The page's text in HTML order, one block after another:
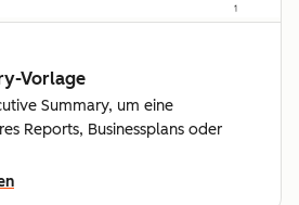
Vorlage
Summary, um eine
Reports, Businessplans oder